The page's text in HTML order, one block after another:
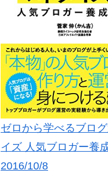
ゼロから学べるブロ
イズ 人気ブロガー養
2016/10/8